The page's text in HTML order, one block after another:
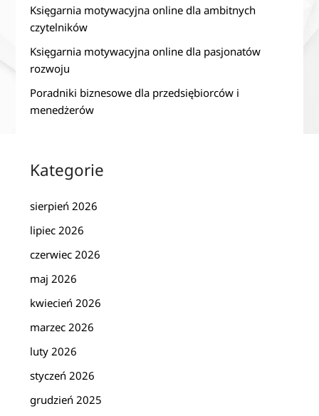
Księgarnia motywacyjna online dla ambitnych
czytelników
Księgarnia motywacyjna online dla pasjonatów
rozwoju
Poradniki biznesowe dla przedsiębiorców i
menedżerów
Kategorie
sierpień 2026
lipiec 2026
czerwiec 2026
maj 2026
kwiecień 2026
marzec 2026
luty 2026
styczeń 2026
grudzień 2025